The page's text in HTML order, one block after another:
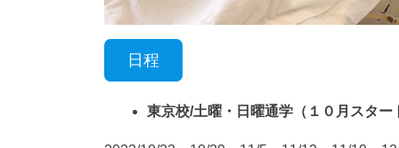
日程
東京校/土曜・日曜通学（１０月スター